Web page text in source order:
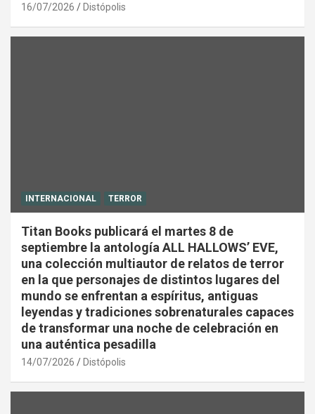
16/07/2026 Distópolis
INTERNACIONAL TERROR
Titan Books publicará el martes 8 de
septiembre la antología ALL HALLOWS’ EVE,
una colección multiautor de relatos de terror
en la que personajes de distintos lugares del
mundo se enfrentan a espíritus, antiguas
leyendas y tradiciones sobrenaturales capaces
de transformar una noche de celebración en
una auténtica pesadilla
14/07/2026 Distópolis